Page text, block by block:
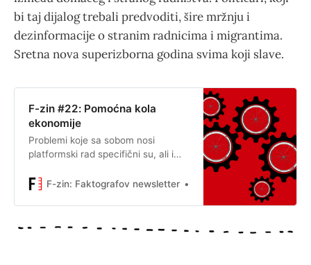
bi taj dijalog trebali predvoditi, šire mržnju i
dezinformacije o stranim radnicima i migrantima.
Sretna nova superizborna godina svima koji slave.
F-zin #22: Pomoćna kola
ekonomije
Problemi koje sa sobom nosi
platformski rad specifični su, ali i
previše ljudi nema sigurnost koju
se nesigurnosti Hrvatska ističe
među zemljama EU-a.
F-zin: Faktografov newsletter Ivana Živković